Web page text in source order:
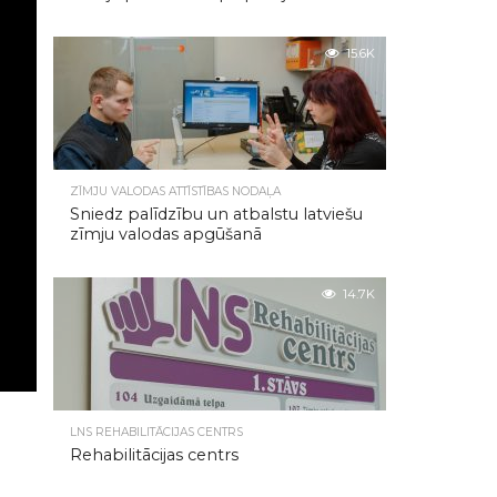
15.6K
ZĪMJU VALODAS ATTĪSTĪBAS NODAĻA
Sniedz palīdzību un atbalstu latviešu
zīmju valodas apgūšanā
14.7K
LNS REHABILITĀCIJAS CENTRS
Rehabilitācijas centrs